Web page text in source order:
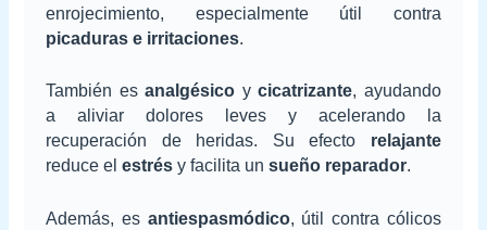
enrojecimiento, especialmente útil contra
picaduras e irritaciones.
También esanalgésico ycicatrizante, ayudando
a aliviar dolores leves y acelerando la
recuperación de heridas. Su efecto relajante
reduce elestrés y facilita unsueño reparador.
Además, es antiespasmódico, útil contra cólicos